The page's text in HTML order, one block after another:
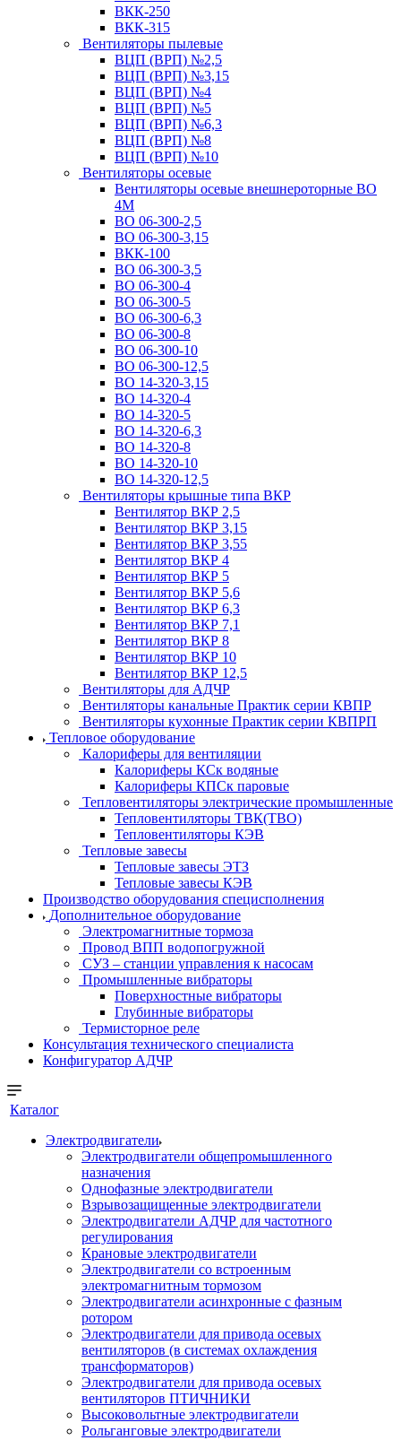
ВКК-250
ВКК-315
Вентиляторы пылевые
ВЦП (ВРП) №2,5
ВЦП (ВРП) №3,15
ВЦП (ВРП) №4
ВЦП (ВРП) №5
ВЦП (ВРП) №6,3
ВЦП (ВРП) №8
ВЦП (ВРП) №10
Вентиляторы осевые
Вентиляторы осевые внешнероторные ВО
4М
ВО 06-300-2,5
ВО 06-300-3,15
ВКК-100
ВО 06-300-3,5
ВО 06-300-4
ВО 06-300-5
ВО 06-300-6,3
ВО 06-300-8
ВО 06-300-10
ВО 06-300-12,5
ВО 14-320-3,15
ВО 14-320-4
ВО 14-320-5
ВО 14-320-6,3
ВО 14-320-8
ВО 14-320-10
ВО 14-320-12,5
Вентиляторы крышные типа ВКР
Вентилятор ВКР 2,5
Вентилятор ВКР 3,15
Вентилятор ВКР 3,55
Вентилятор ВКР 4
Вентилятор ВКР 5
Вентилятор ВКР 5,6
Вентилятор ВКР 6,3
Вентилятор ВКР 7,1
Вентилятор ВКР 8
Вентилятор ВКР 10
Вентилятор ВКР 12,5
Вентиляторы для АДЧР
Вентиляторы канальные Практик серии КВПР
Вентиляторы кухонные Практик серии КВПРП
Тепловое оборудование
Калориферы для вентиляции
Калориферы КСк водяные
Калориферы КПСк паровые
Тепловентиляторы электрические промышленные
Тепловентиляторы ТВК(ТВО)
Тепловентиляторы КЭВ
Тепловые завесы
Тепловые завесы ЭТЗ
Тепловые завесы КЭВ
Производство оборудования специсполнения
Дополнительное оборудование
Электромагнитные тормоза
Провод ВПП водопогружной
СУЗ – станции управления к насосам
Промышленные вибраторы
Поверхностные вибраторы
Глубинные вибраторы
Термисторное реле
Консультация технического специалиста
Конфигуратор АДЧР
Каталог
Электродвигатели
Электродвигатели общепромышленного
назначения
Однофазные электродвигатели
Взрывозащищенные электродвигатели
Электродвигатели АДЧР для частотного
регулирования
Крановые электродвигатели
Электродвигатели со встроенным
электромагнитным тормозом
Электродвигатели асинхронные с фазным
ротором
Электродвигатели для привода осевых
вентиляторов (в системах охлаждения
трансформаторов)
Электродвигатели для привода осевых
вентиляторов ПТИЧНИКИ
Высоковольтные электродвигатели
Рольганговые электродвигатели